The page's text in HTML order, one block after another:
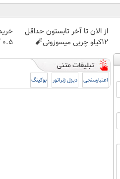
از الان تا آخر تابستون حداقل
12کیلو چربی میسوزونی🧨
۰.۵ گرم تا ۱۰ گرم
اعتبارسنجی دیزل ژنراتور بوکینگ